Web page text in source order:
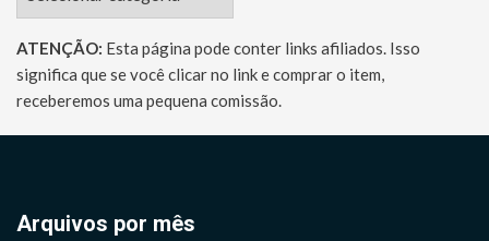
ATENÇÃO: Esta página pode conter links afiliados. Isso
significa que se você clicar no link e comprar o item,
receberemos uma pequena comissão.
Arquivos por mês